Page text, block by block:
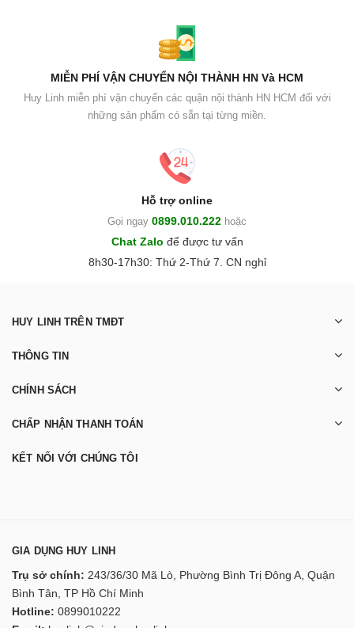
MIỄN PHÍ VẬN CHUYỂN NỘI THÀNH HN Và HCM
Huy Linh miễn phí vận chuyển các quận nội thành HN HCM đối với
những sản phẩm có sẵn tại từng miền.
Hỗ trợ online
Gọi ngay 0899.010.222 hoặc
Chat Zalo để được tư vấn
8h30-17h30: Thứ 2-Thứ 7. CN nghỉ
HUY LINH TRÊN TMĐT
THÔNG TIN
CHÍNH SÁCH
CHẤP NHẬN THANH TOÁN
KẾT NỐI VỚI CHÚNG TÔI
GIA DỤNG HUY LINH
Trụ sở chính: 243/36/30 Mã Lò, Phường Bình Trị Đông A, Quận
Bình Tân, TP Hồ Chí Minh
Hotline: 0899010222